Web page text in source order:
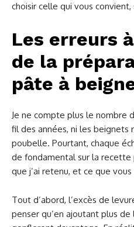
choisir celle qui vous convient,
Les erreurs
de la
pâte à
Je ne compte plus le nombre
fil des années, ni les beignets
poubelle. Pourtant, chaque
de fondamental sur la recette
que j’ai retenu, et ce que
Tout d’abord, l’excès de
penser qu’en ajoutant plus